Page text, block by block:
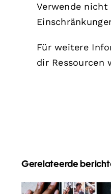
Verwende
Für weitere
dir Ressourcen
Gerelateerde